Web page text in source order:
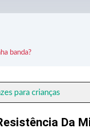
banda?
para crianças
Da